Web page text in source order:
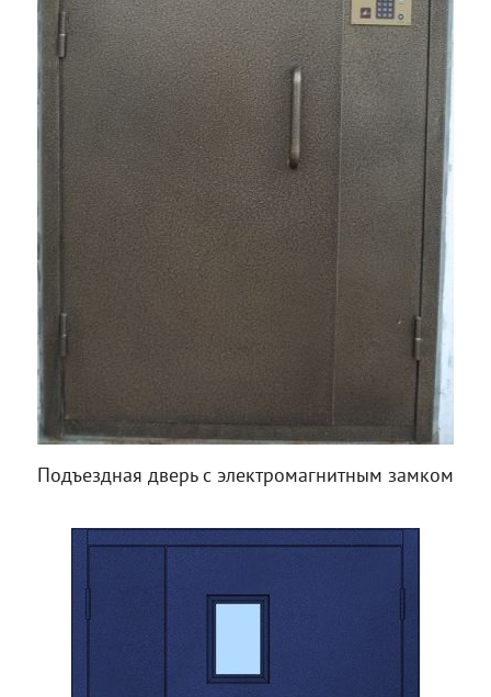
Подъездная дверь с электромагнитным замком